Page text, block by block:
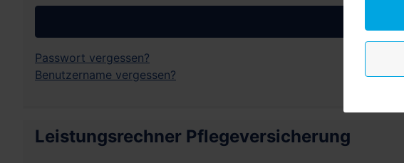
Passwort vergessen?
Benutzername vergessen?
Leistungsrechner Pflegeversicherung